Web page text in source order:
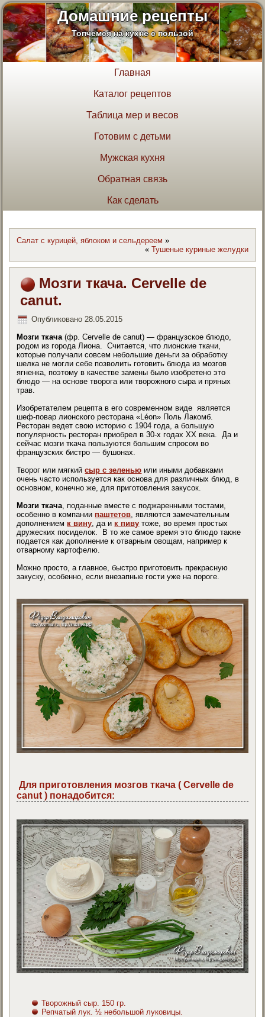
Домашние рецепты
Топчемся на кухне с пользой
Главная
Каталог рецептов
Таблица мер и весов
Готовим с детьми
Мужская кухня
Обратная связь
Как сделать
Салат с курицей, яблоком и сельдереем »
« Тушеные куриные желудки
Мозги ткача. Cervelle de
canut.
Опубликовано 28.05.2015
Мозги ткача(фр. Cervelle de canut) — французское блюдо,
родом из города Лиона. Считается, что лионские ткачи,
которые получали совсем небольшие деньги за обработку
шелка не могли себе позволить готовить блюда из мозгов
ягненка, поэтому в качестве замены было изобретено это
блюдо — на основе творога или творожного сыра и пряных
трав.
Изобретателем рецепта в его современном виде является
шеф-повар лионского ресторана «Léon» Поль Лакомб.
Ресторан ведет свою историю с 1904 года, а большую
популярность ресторан приобрел в 30-х годах ХХ века. Да и
сейчас мозги ткача пользуются большим спросом во
французских бистро — бушонах.
Творог или мягкийсыр с зеленью или иными добавками
очень часто используется как основа для различных блюд, в
основном, конечно же, для приготовления закусок.
Мозги ткача, поданные вместе с поджаренными тостами,
особенно в компании паштетов, являются замечательным
дополнением к вину, да и к пиву тоже, во время простых
дружеских посиделок. В то же самое время это блюдо также
подается как дополнение к отварным овощам, например к
отварному картофелю.
Можно просто, а главное, быстро приготовить прекрасную
закуску, особенно, если внезапные гости уже на пороге.
Для приготовления мозгов ткача ( Cervelle de
canut ) понадобится:
Творожный сыр. 150 гр.
Репчатый лук. ½ небольшой луковицы.